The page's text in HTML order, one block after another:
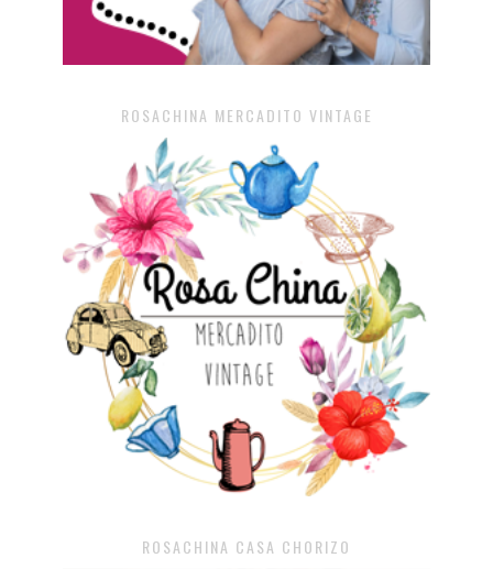
ROSACHINA MERCADITO VINTAGE
ROSACHINA CASA CHORIZO